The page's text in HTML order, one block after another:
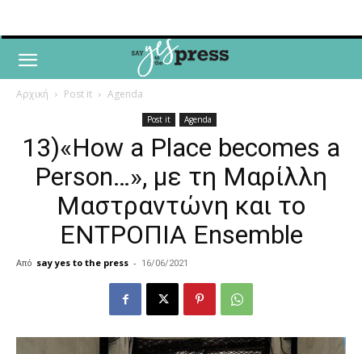
Αρχική Post it Agenda
Post it Agenda
13)«How a Place becomes a
Person…», με τη Μαρίλλη
Μαστραντώνη και το
ΕΝΤΡΟΠΙΑ Ensemble
Από say yes to the press - 16/06/2021